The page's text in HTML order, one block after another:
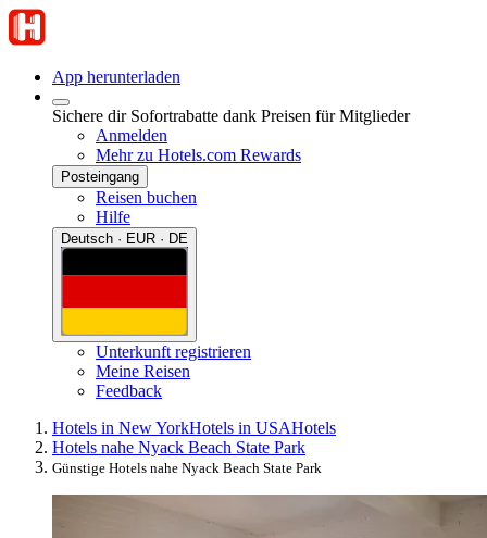
App herunterladen
Sichere dir Sofortrabatte dank Preisen für Mitglieder
Anmelden
Mehr zu Hotels.com Rewards
Posteingang
Reisen buchen
Hilfe
Deutsch · EUR · DE
Unterkunft registrieren
Meine Reisen
Feedback
Hotels in New YorkHotels in USAHotels
Hotels nahe Nyack Beach State Park
Günstige Hotels nahe Nyack Beach State Park